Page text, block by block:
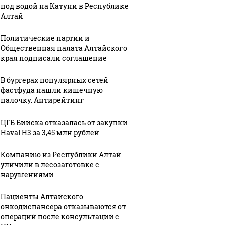
под водой на Катуни в Республике
Алтай
Политические партии и
Общественная палата Алтайского
края подписали соглашение
В бургерах популярных сетей
фастфуда нашли кишечную
палочку. Антирейтинг
ЦГБ Бийска отказалась от закупки
Haval H3 за 3,45 млн рублей
Компанию из Республики Алтай
уличили в лесозаготовке с
нарушениями
Пациенты Алтайского
онкодиспансера отказываются от
операций после консультаций с